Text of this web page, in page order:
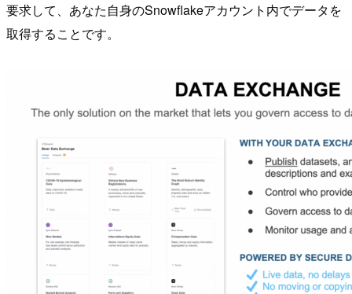
要求して、あなた自身のSnowflakeアカウント内でデータを
取得することです。